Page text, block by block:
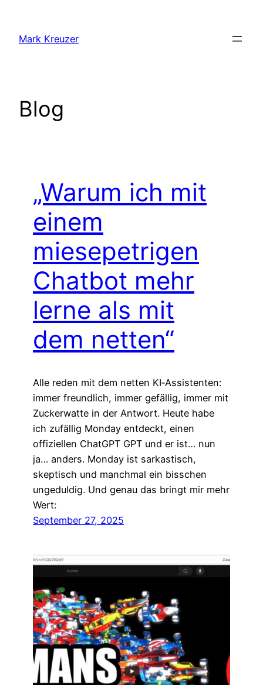
springen
Mark Kreuzer
Blog
„Warum ich mit
einem
miesepetrigen
Chatbot mehr
lerne als mit
dem netten“
Alle reden mit dem netten KI‑Assistenten:
immer freundlich, immer gefällig, immer mit
Zuckerwatte in der Antwort. Heute habe
ich zufällig Monday entdeckt, einen
offiziellen ChatGPT GPT und er ist… nun
ja… anders. Monday ist sarkastisch,
skeptisch und manchmal ein bisschen
ungeduldig. Und genau das bringt mir mehr
Wert:
September 27, 2025